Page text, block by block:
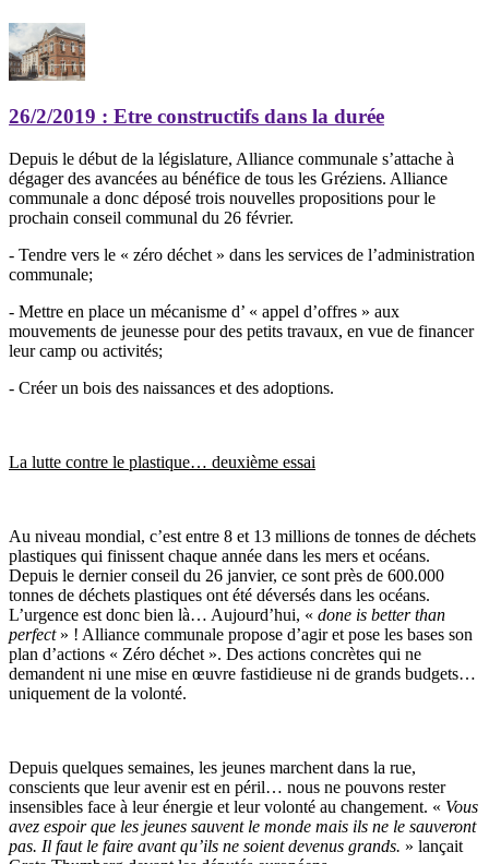
26/2/2019 : Etre constructifs dans la durée
Depuis le début de la législature, Alliance communale s’attache à
dégager des avancées au bénéfice de tous les Gréziens. Alliance
communale a donc déposé trois nouvelles propositions pour le
prochain conseil communal du 26 février.
- Tendre vers le « zéro déchet » dans les services de l’administration
communale;
- Mettre en place un mécanisme d’ « appel d’offres » aux
mouvements de jeunesse pour des petits travaux, en vue de financer
leur camp ou activités;
- Créer un bois des naissances et des adoptions.
La lutte contre le plastique… deuxième essai
Au niveau mondial, c’est entre 8 et 13 millions de tonnes de déchets
plastiques qui finissent chaque année dans les mers et océans.
Depuis le dernier conseil du 26 janvier, ce sont près de 600.000
tonnes de déchets plastiques ont été déversés dans les océans.
L’urgence est donc bien là… Aujourd’hui, « done is better than
perfect» ! Alliance communale propose d’agir et pose les bases son
plan d’actions « Zéro déchet ». Des actions concrètes qui ne
demandent ni une mise en œuvre fastidieuse ni de grands budgets…
uniquement de la volonté.
Depuis quelques semaines, les jeunes marchent dans la rue,
conscients que leur avenir est en péril… nous ne pouvons rester
insensibles face à leur énergie et leur volonté au changement. « Vous
avez espoir que les jeunes sauvent le monde mais ils ne le sauveront
pas. Il faut le faire avant qu’ils ne soient devenus grands. » lançait